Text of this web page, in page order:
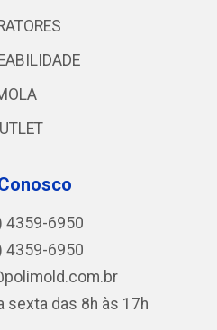
4359-6950
4359-6950
sexta das 8h às 17h